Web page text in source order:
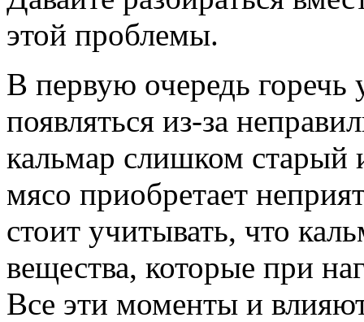
этой проблемы.
В первую очередь горечь
появляться из-за
кальмар слишком старый
мясо приобретает
стоит учитывать, что
вещества, которые при
Все эти моменты и